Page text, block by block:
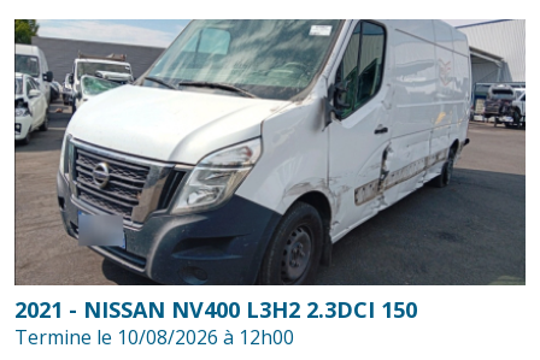
2021 - NISSAN NV400 L3H2 2.3DCI 150
Termine le 10/08/2026 à 12h00